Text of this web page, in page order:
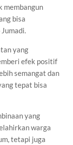
membangun
bisa
yang
efek positif
semangat dan
tepat bisa
yang
warga
tetapi juga